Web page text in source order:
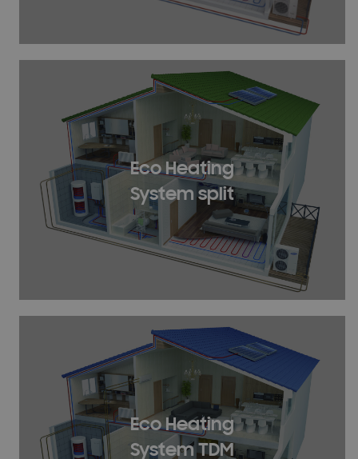
Eco Heating
System split
Eco Heating
System TDM